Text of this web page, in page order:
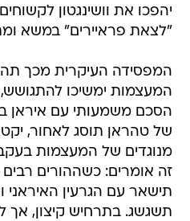
יהפכו את וושינגטון
"לצאת פראיירים" במשא
המפסידה העיקרית מכך
המעצמות ימשיכו להתגושש,
הסכם משמעותי עם איראן
של טהראן תוסג לאחור,
מנוגדים של המעצמות
זה אומרים: כשההורים
תישאר עם הגרעין האיראני
תשגשג. בתרחיש קיצון, אך